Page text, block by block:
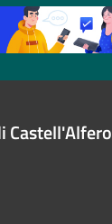
Castell'Alfero